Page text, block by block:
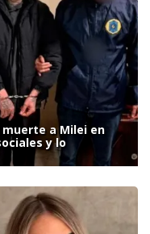
muerte a Milei en
y lo